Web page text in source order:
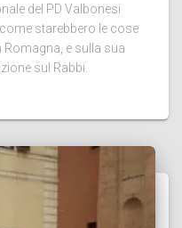
del PD Valbonesi
starebbero le cose
e sulla sua
sul Rabbi.